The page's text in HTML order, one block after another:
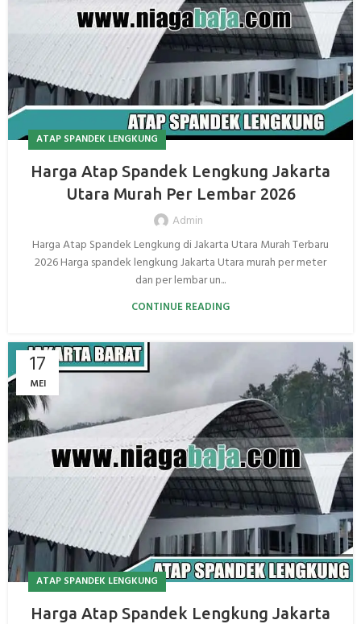
ATAP SPANDEK LENGKUNG
Harga Atap Spandek Lengkung Jakarta
Utara Murah Per Lembar 2026
Admin
Harga Atap Spandek Lengkung di Jakarta Utara Murah Terbaru
2026 Harga spandek lengkung Jakarta Utara murah per meter
dan per lembar un...
CONTINUE READING
17
MEI
ATAP SPANDEK LENGKUNG
Harga Atap Spandek Lengkung Jakarta